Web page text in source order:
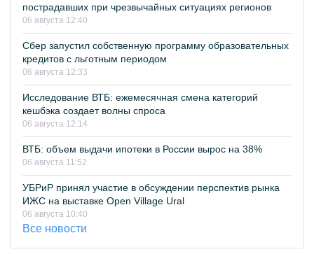
пострадавших при чрезвычайных ситуациях регионов
06 августа 12:40
Сбер запустил собственную программу образовательных
кредитов с льготным периодом
06 августа 12:33
Исследование ВТБ: ежемесячная смена категорий
кешбэка создает волны спроса
06 августа 12:14
ВТБ: объем выдачи ипотеки в России вырос на 38%
06 августа 11:52
УБРиР принял участие в обсуждении перспектив рынка
ИЖС на выставке Open Village Ural
06 августа 10:40
Все новости